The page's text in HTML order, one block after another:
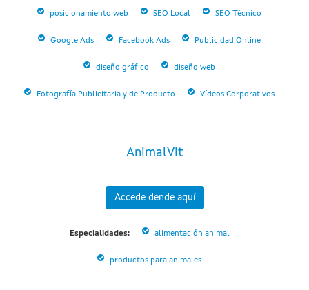
posicionamiento web SEO Local SEO Técnico
Google Ads Facebook Ads Publicidad Online
diseño gráfico diseño web
Fotografía Publicitaria y de Producto Vídeos Corporativos
AnimalVit
Accede dende aquí
Especialidades: alimentación animal
productos para animales